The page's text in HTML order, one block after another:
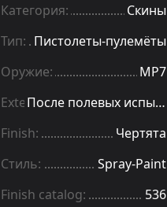
Категория:
Скины
Тип: Пистолеты-пулемёты
Оружие:
MP7
Exterior:
После полевых испытаний
Finish:
Чертята
Стиль:
Spray-Paint
Finish catalog:
536